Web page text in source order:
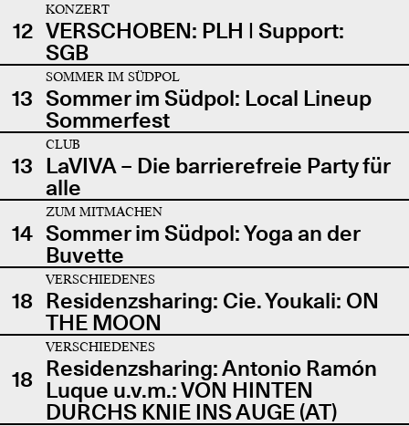
12
KONZERT
VERSCHOBEN: PLH | Support:
SGB
13
SOMMER IM SÜDPOL
Sommer im Südpol: Local Lineup
Sommerfest
13
CLUB
LaVIVA – Die barrierefreie Party für
alle
14
ZUM MITMACHEN
Sommer im Südpol: Yoga an der
Buvette
18
VERSCHIEDENES
Residenzsharing: Cie. Youkali: ON
THE MOON
18
VERSCHIEDENES
Residenzsharing: Antonio Ramón
Luque u.v.m.: VON HINTEN
DURCHS KNIE INS AUGE (AT)